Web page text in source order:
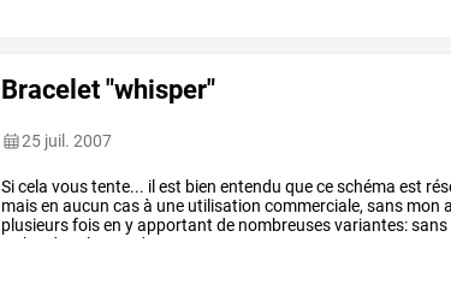
Bracelet "whisper"
25 juil. 2007
Sicela voustente... il est bien entendu queceschéma est
maisen aucun casà une utilisation commerciale, sans mon
plusieursfoisen yapportant de nombreusesvariantes:sans
bordant les rondes